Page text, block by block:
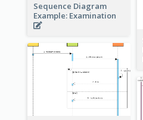
Sequence Diagram
Example: Examination